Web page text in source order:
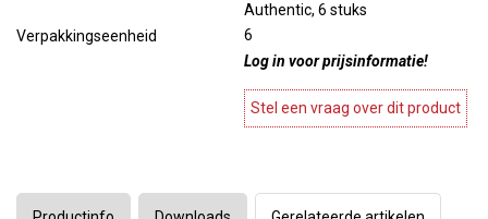
Authentic, 6 stuks
Verpakkingseenheid
6
Log in voor prijsinformatie!
Stel een vraag over dit product